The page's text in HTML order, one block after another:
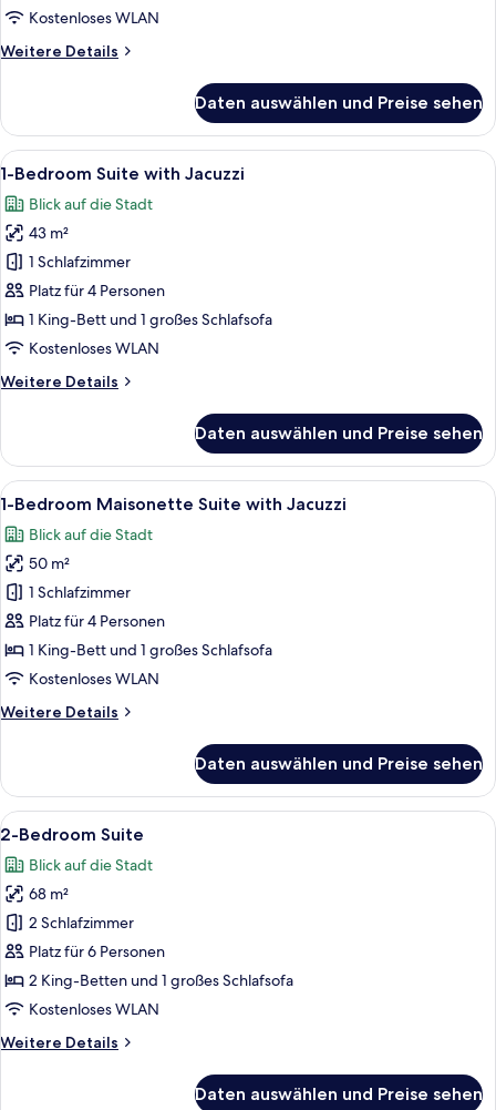
Kostenloses WLAN
Weitere Details
Weitere
Bedroom
Suite
Daten auswählen und Preise sehen
Alle
Fotos
für
1-
Bedroom
Suite
with
Jacuzzi
Ein modernes Hotelzimmer mit Bett,
19
1-Bedroom Suite with Jacuzzi
Blick auf die Stadt
43 m²
1 Schlafzimmer
Platz für 4 Personen
1 King-Bett und 1 großes Schlafsofa
Kostenloses WLAN
Weitere Details
Weitere
Bedroom
Suite
with
Daten auswählen und Preise sehen
Alle
Fotos
für
1-
Bedroom
Maisonette
Suite
with
anzeigen
Ein modernes Wohnzimmer mit
28
1-Bedroom Maisonette Suite with Jacuzzi
Blick auf die Stadt
50 m²
1 Schlafzimmer
Platz für 4 Personen
1 King-Bett und 1 großes Schlafsofa
Kostenloses WLAN
Weitere Details
Weitere
Bedroom
Maisonette
Suite
Jacuzzi
Daten auswählen und Preise sehen
Alle
Fotos
für
2-
Bedroom
Suite
anzeigen
Ein modernes Hotelzimmer mit
16
2-Bedroom Suite
Blick auf die Stadt
68 m²
2 Schlafzimmer
Platz für 6 Personen
2 King-Betten und 1 großes Schlafsofa
Kostenloses WLAN
Weitere Details
Weitere
Daten auswählen und Preise sehen